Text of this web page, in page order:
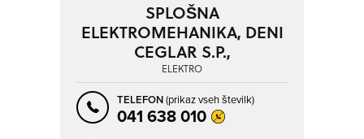
SPLOŠNA
ELEKTROMEHANIKA, DENI
CEGLAR S.P.,
ELEKTRO
TELEFON(prikaz vseh številk)
041 638 010